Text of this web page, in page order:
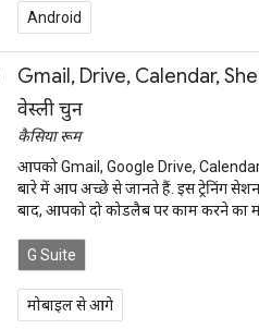
Android
Gmail, Drive, Calendar,
वेस्ली चुन
कैसिया रूम
आपको Gmail, Google Drive,
बारे में आप अच्छे से जानते हैं. इस ट्रेनिंग
बाद, आपको दो कोडलैब पर काम करने का
G Suite
मोबाइल से आगे